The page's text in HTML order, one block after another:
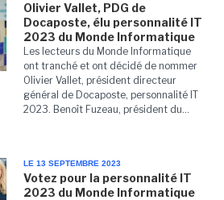
Olivier Vallet, PDG de
Docaposte, élu personnalité IT
2023 du Monde Informatique
Les lecteurs du Monde Informatique
ont tranché et ont décidé de nommer
Olivier Vallet, président directeur
général de Docaposte, personnalité IT
2023. Benoît Fuzeau, président du...
LE 13 SEPTEMBRE 2023
Votez pour la personnalité IT
2023 du Monde Informatique